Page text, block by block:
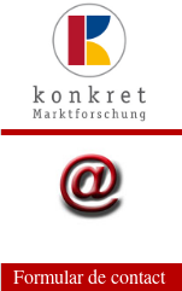
Formular de contact